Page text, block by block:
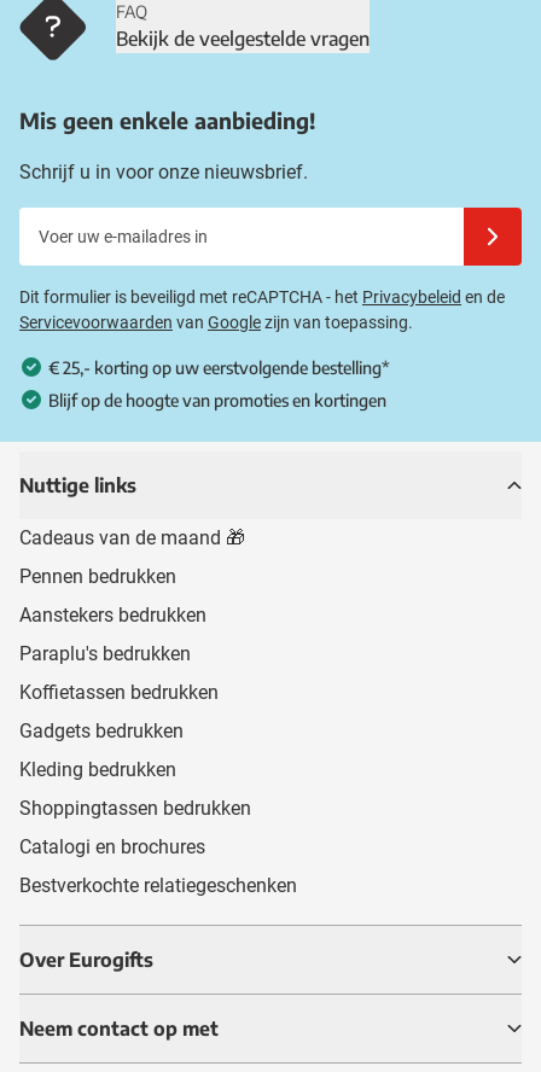
FAQ
Bekijk de veelgestelde vragen
Mis geen enkele aanbieding!
Schrijf u in voor onze nieuwsbrief.
Dit formulier is beveiligd met reCAPTCHA - het Privacybeleid en de
Servicevoorwaarden van Googlezijn van toepassing.
€ 25,- korting op uw eerstvolgende bestelling*
Blijf op de hoogte van promoties en kortingen
Nuttige links
Cadeaus van de maand 🎁
Pennen bedrukken
Aanstekers bedrukken
Paraplu's bedrukken
Koffietassen bedrukken
Gadgets bedrukken
Kleding bedrukken
Shoppingtassen bedrukken
Catalogi en brochures
Bestverkochte relatiegeschenken
Over Eurogifts
Neem contact op met